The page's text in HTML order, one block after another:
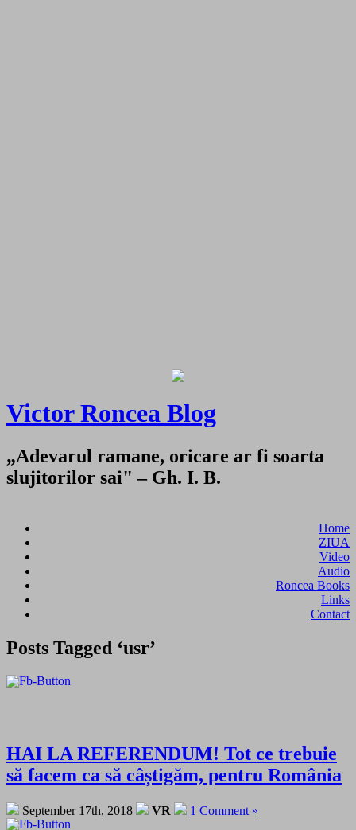
Victor Roncea Blog
„Adevarul ramane, oricare ar fi soarta
slujitorilor sai" – Gh. I. B.
Home
ZIUA
Video
Audio
Roncea Books
Links
Contact
Posts Tagged ‘usr’
HAI LA REFERENDUM! Tot ce trebuie
să facem ca să câștigăm, pentru România
September 17th, 2018 VR 1 Comment »